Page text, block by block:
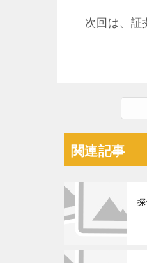
次回は、証
関連記事